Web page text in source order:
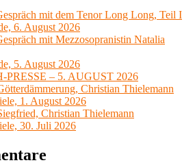
mit dem Tenor Long Long, Teil I
6. August 2026
mit Mezzosopranistin Natalia
5. August 2026
– 5. AUGUST 2026
Christian Thielemann
1. August 2026
Christian Thielemann
30. Juli 2026